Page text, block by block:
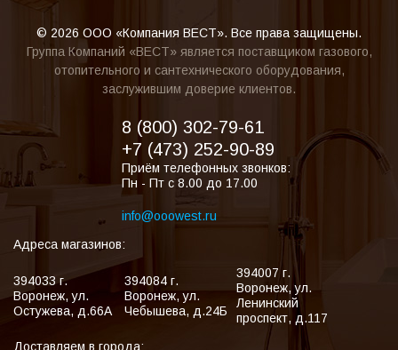
© 2026 ООО «Компания ВЕСТ». Все права защищены.
Группа Компаний «ВЕСТ» является поставщиком газового,
отопительного и сантехнического оборудования,
заслужившим доверие клиентов.
8 (800) 302-79-61
+7 (473) 252-90-89
Приём телефонных звонков:
Пн - Пт с 8.00 до 17.00
info@ooowest.ru
Адреса магазинов:
394033 г.
Воронеж,ул.
Остужева, д.66А
394084 г.
Воронеж,ул.
Чебышева, д.24Б
394007 г.
Воронеж,ул.
Ленинский
проспект, д.117
Доставляем в города: